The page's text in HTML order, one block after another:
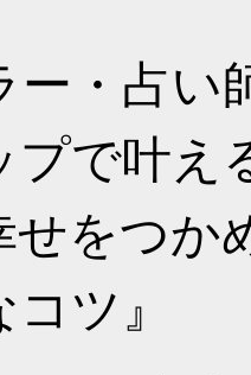
ー・占い
プで叶
をつか
ツ』